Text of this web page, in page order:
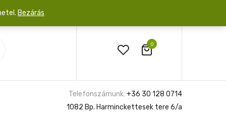
0
Telefonszámunk: +36 30 128 0714
1082 Bp. Harminckettesek tere 6/a
Bezárás